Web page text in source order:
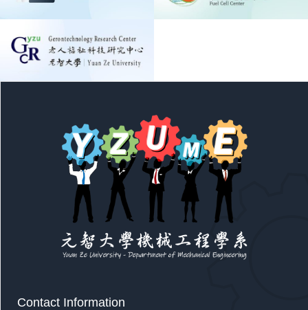
Contact Information